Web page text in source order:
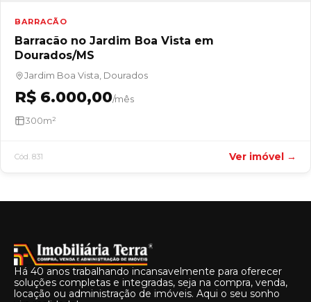
BARRACÃO
Barracão no Jardim Boa Vista em
Dourados/MS
Jardim Boa Vista, Dourados
R$ 6.000,00/mês
300m²
Cód. 831 Ver imóvel →
Há 40 anos trabalhando incansavelmente para oferecer
soluções completas e integradas, seja na compra, venda,
locação ou administração de imóveis. Aqui o seu sonho